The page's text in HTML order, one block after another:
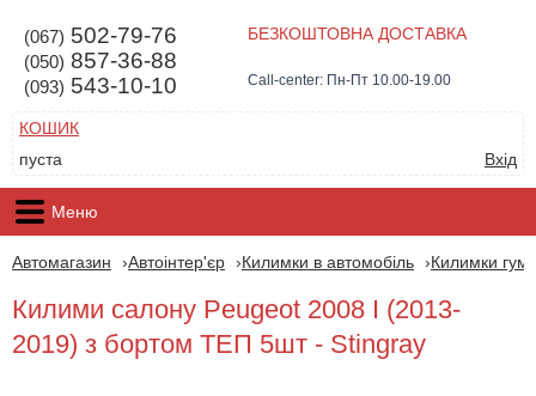
(067) 502-79-76
(050) 857-36-88
(093) 543-10-10
БЕЗКОШТОВНА ДОСТАВКА
Call-center: Пн-Пт 10.00-19.00
КОШИК
пуста
Вхід
Меню
Автомагазин Автоінтер'єр Килимки в автомобіль Килимки
Килими салону Peugeot 2008 І (2013-
2019) з бортом ТЕП 5шт - Stingray